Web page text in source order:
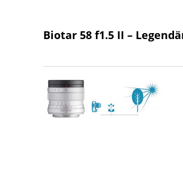
Biotar 58 f1.5 II –